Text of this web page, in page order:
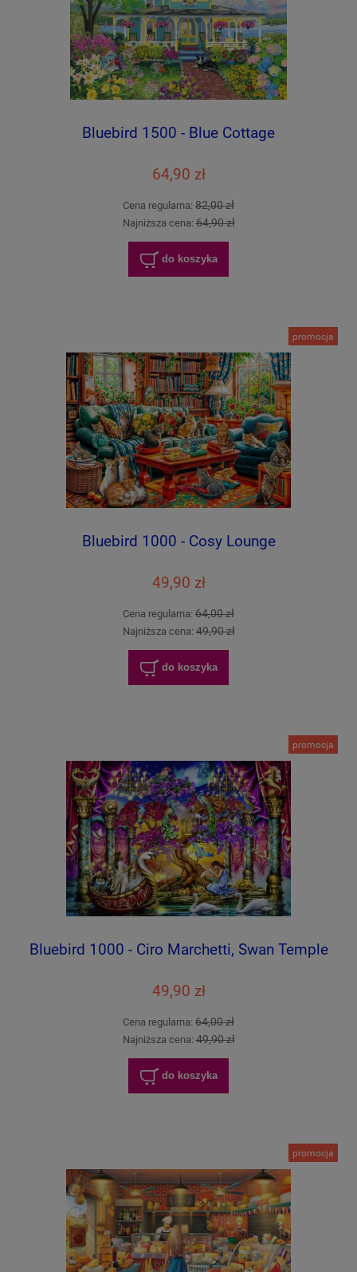
Bluebird 1500 - Blue Cottage
64,90 zł
Cena regularna: 82,00 zł
Najniższa cena:64,90 zł
do koszyka
Bluebird 1000 - Cosy Lounge
49,90 zł
Cena regularna: 64,00 zł
Najniższa cena:49,90 zł
do koszyka
promocja
Bluebird 1000 - Ciro Marchetti, Swan Temple
49,90 zł
Cena regularna: 64,00 zł
Najniższa cena:49,90 zł
do koszyka
promocja
promocja